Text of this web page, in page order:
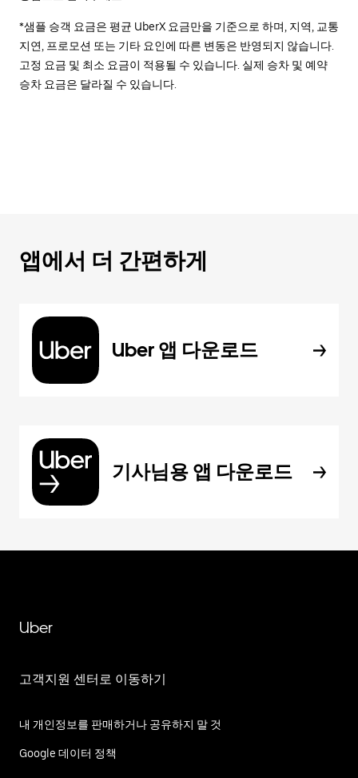
*샘플 승객 요금은 평균 UberX 요금만을 기준으로 하며, 지역, 교통
지연, 프로모션 또는 기타 요인에 따른 변동은 반영되지 않습니다.
고정 요금 및 최소 요금이 적용될 수 있습니다. 실제 승차 및 예약
승차 요금은 달라질 수 있습니다.
앱에서 더 간편하게
Uber 앱 다운로드
기사님용 앱 다운로드
Uber
고객지원 센터로 이동하기
내 개인정보를 판매하거나 공유하지 말 것
Google 데이터 정책